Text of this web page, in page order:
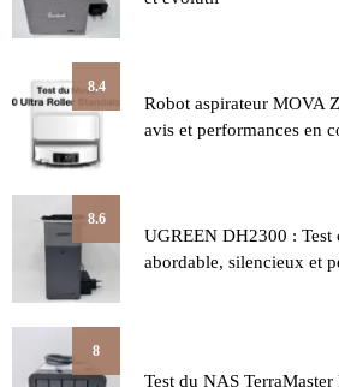
8.4
Robot aspirateur MOVA
avis et performances en
8.6
UGREEN DH2300 :
abordable, silencieux et
8
Test du NAS TerraMaster